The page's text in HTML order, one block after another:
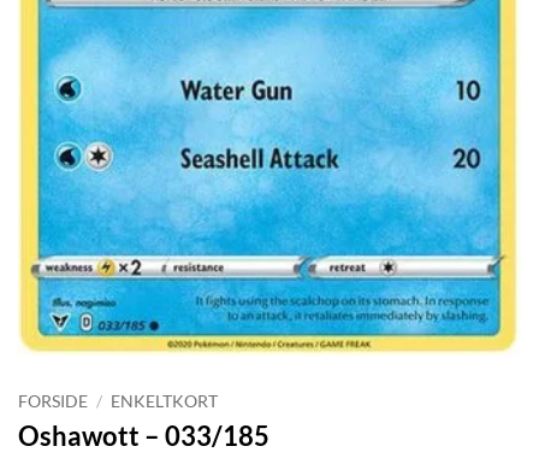
FORSIDE / ENKELTKORT
Oshawott – 033/185